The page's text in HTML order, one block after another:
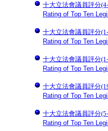
十大立法會議員評分
Rating of Top Ten
十大立法會議員評分
Rating of Top Ten
十大立法會議員評分
Rating of Top Ten
十大立法會議員評分
Rating of Top Ten
十大立法會議員評分
Rating of Top Ten